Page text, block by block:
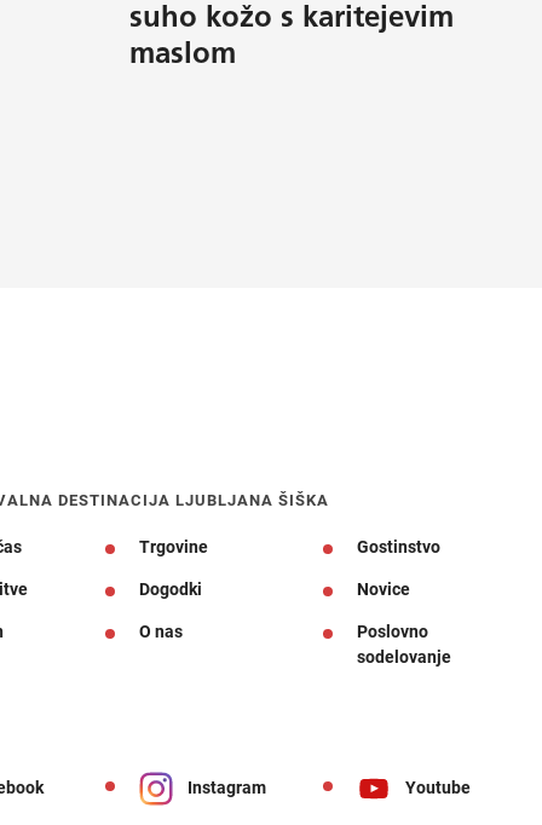
suho kožo s karitejevim
maslom
DESTINACIJA LJUBLJANA ŠIŠKA
Trgovine Gostinstvo
Dogodki Novice
O nas
Poslovno
sodelovanje
Instagram Youtube